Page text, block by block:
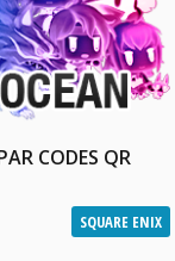
CODES QR
SQUARE ENIX